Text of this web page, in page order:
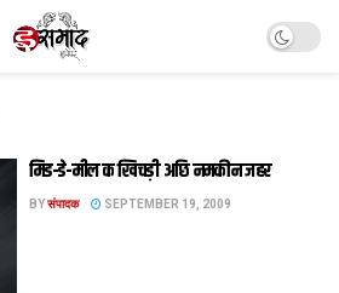
मिड-डे-मील क खिचड़ी अछि नमकीन जहर
BYसंपादक SEPTEMBER 19, 2009